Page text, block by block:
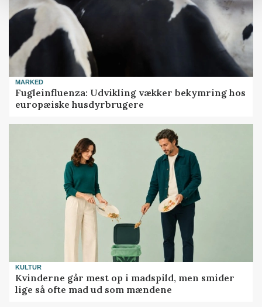
MARKED
Fugleinfluenza: Udvikling vækker bekymring hos
europæiske husdyrbrugere
KULTUR
Kvinderne går mest op i madspild, men smider
lige så ofte mad ud som mændene